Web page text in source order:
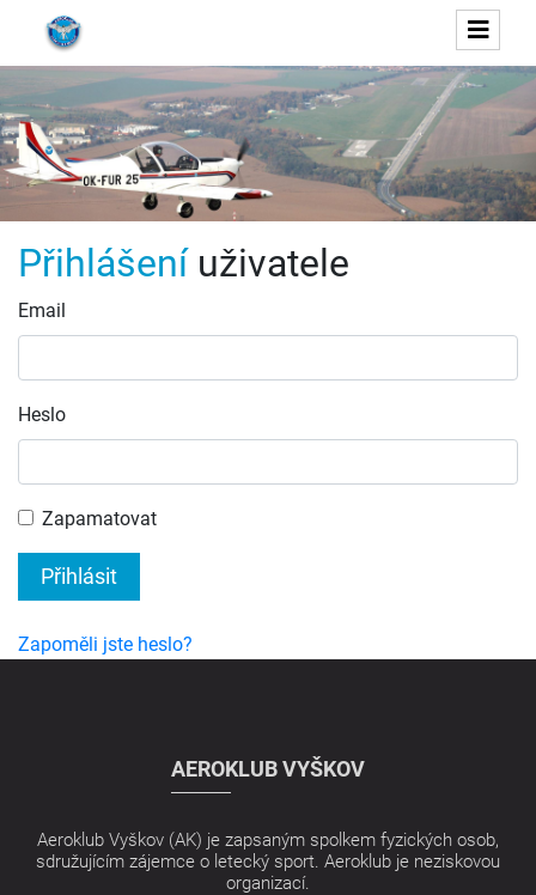
Přihlášeníuživatele
Email
Heslo
Zapamatovat
Přihlásit
Zapoměli jste heslo?
AEROKLUB VYŠKOV
Aeroklub Vyškov (AK) je zapsaným spolkem fyzických osob,
sdružujícím zájemce o letecký sport. Aeroklub je neziskovou
organizací.